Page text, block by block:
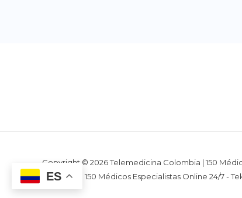
Copyright © 2026 Telemedicina Colombia | 150
Colombia | 150 Médicos Especialistas Online 24/7 -
ES